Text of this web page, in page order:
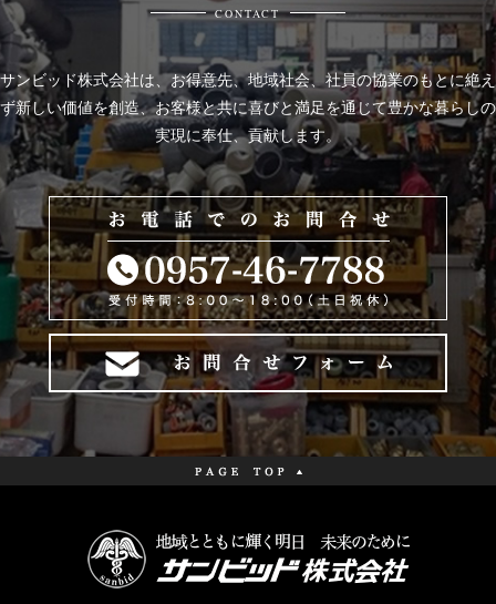
CONTACT
サンビッド株式会社は、お得意先、地域社会、社員の協業のもとに絶え
ず新しい価値を創造、お客様と共に喜びと満足を通じて豊かな暮らしの
実現に奉仕、貢献します。